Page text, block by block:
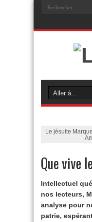
Le jésuite
Que vive
Intellectuel
nos lecteurs,
analyse pour
patrie,